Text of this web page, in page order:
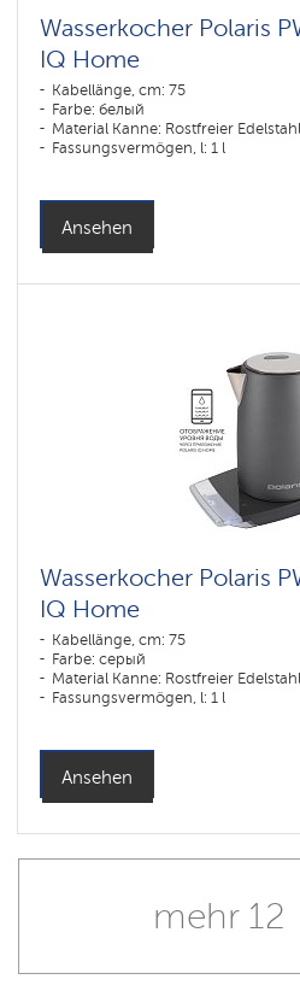
Wasserkocher Polaris
IQ Home
Kabellänge, cm: 75
Farbe: белый
Material Kanne: Rostfreier Edelstahl
Fassungsvermögen, l: 1 l
Ansehen
Wasserkocher Polaris
IQ Home
Kabellänge, cm: 75
Farbe: серый
Material Kanne: Rostfreier Edelstahl
Fassungsvermögen, l: 1 l
Ansehen
mehr 12